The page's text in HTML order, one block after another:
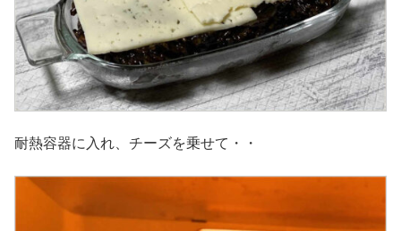
耐熱容器に入れ、チーズを乗せて・・